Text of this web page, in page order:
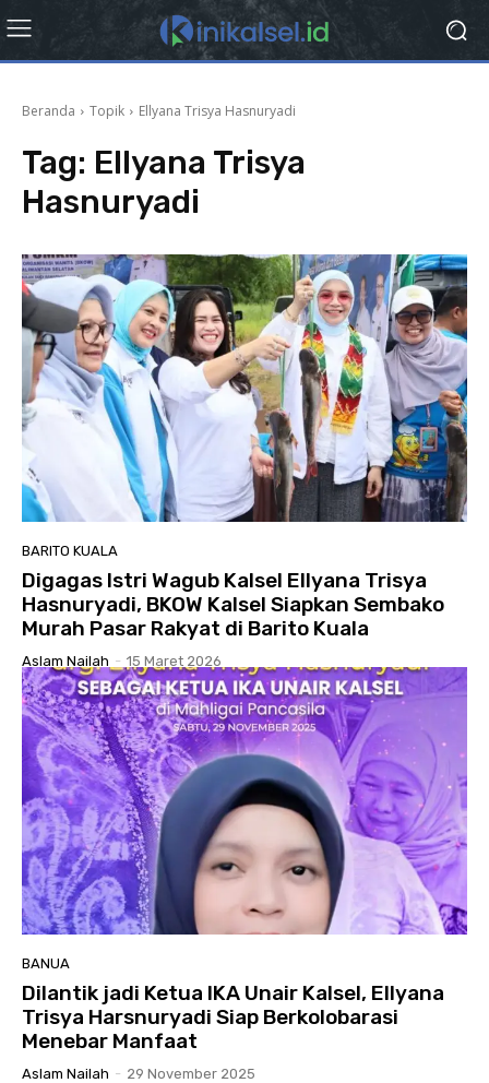
Beranda Topik Ellyana Trisya Hasnuryadi
Tag: Ellyana Trisya
Hasnuryadi
BARITO KUALA
Digagas Istri Wagub Kalsel Ellyana Trisya
Hasnuryadi, BKOW Kalsel Siapkan Sembako
Murah Pasar Rakyat di Barito Kuala
Aslam Nailah - 15 Maret 2026
BANUA
Dilantik jadi Ketua IKA Unair Kalsel, Ellyana
Trisya Harsnuryadi Siap Berkolobarasi
Menebar Manfaat
Aslam Nailah - 29 November 2025